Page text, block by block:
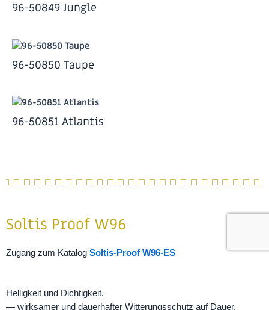
96-50849 Jungle
96-50850 Taupe
96-50851 Atlantis
Soltis Proof W96
Zugang zum Katalog Soltis-Proof W96-ES
Helligkeit und Dichtigkeit.
— wirksamer und dauerhafter Witterungsschutz auf Dauer,